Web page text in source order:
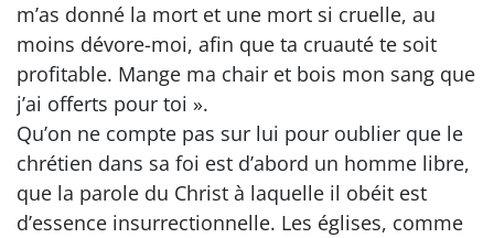
m’as donné la mort et une mort si cruelle, au
moins dévore-moi, afin que ta cruauté te soit
profitable. Mange ma chair et bois mon sang que
j’ai offerts pour toi ».
Qu’on ne compte pas sur lui pour oublier que le
chrétien dans sa foi est d’abord un homme libre,
que la parole du Christ à laquelle il obéit est
d’essence insurrectionnelle. Les églises, comme